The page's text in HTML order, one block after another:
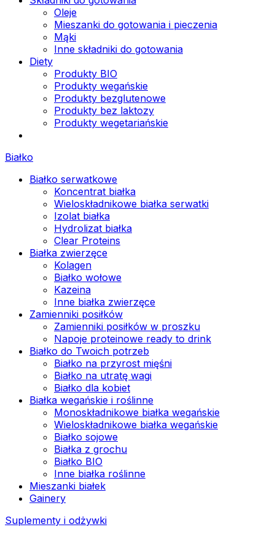
Oleje
Mieszanki do gotowania i pieczenia
Mąki
Inne składniki do gotowania
Diety
Produkty BIO
Produkty wegańskie
Produkty bezglutenowe
Produkty bez laktozy
Produkty wegetariańskie
Białko
Białko serwatkowe
Koncentrat białka
Wieloskładnikowe białka serwatki
Izolat białka
Hydrolizat białka
Clear Proteins
Białka zwierzęce
Kolagen
Białko wołowe
Kazeina
Inne białka zwierzęce
Zamienniki posiłków
Zamienniki posiłków w proszku
Napoje proteinowe ready to drink
Białko do Twoich potrzeb
Białko na przyrost mięśni
Białko na utratę wagi
Białko dla kobiet
Białka wegańskie i roślinne
Monoskładnikowe białka wegańskie
Wieloskładnikowe białka wegańskie
Białko sojowe
Białka z grochu
Białko BIO
Inne białka roślinne
Mieszanki białek
Gainery
Suplementy i odżywki